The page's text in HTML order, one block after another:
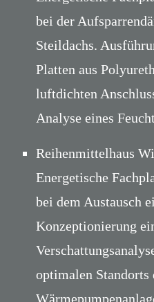
bei der
Steildachs.
Platten aus
luftdichten
Analyse eines
Reihenmittelhaus
Energetische
bei dem Austausch
Konzeptionierung
optimalen Standorts